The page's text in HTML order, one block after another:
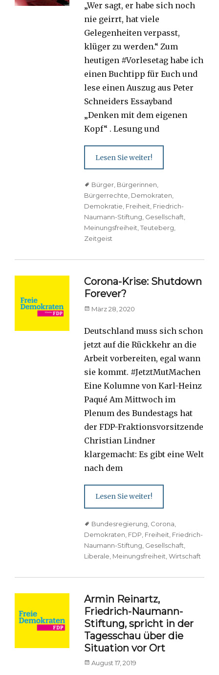
„Wer sagt, er habe sich noch
nie geirrt, hat viele
Gelegenheiten verpasst,
klüger zu werden.“ Zum
heutigen #Vorlesetag habe ich
einen Buchtipp für Euch und
lese einen Auszug aus Peter
Schneiders Essayband
„Denken mit dem eigenen
Kopf“ . Lesung und
Lesen Sie weiter!
TagsBürger, Bürgerinnen,
Bürgerrechte, Demokraten,
Demokratie, Freiheit, Friedrich-
Naumann-Stiftung, Gesellschaft,
Meinungsfreiheit,Teuteberg,
Zeitgeist
Corona-Krise: Shutdown
Forever?
Posted
März 28, 2020
Deutschland muss sich schon
jetzt auf die Rückkehr an die
Arbeit vorbereiten, egal wann
sie kommt. #JetztMutMachen
Eine Kolumne von Karl-Heinz
Paqué Am Mittwoch im
Plenum des Bundestags hat
der FDP-Fraktionsvorsitzende
Christian Lindner
klargemacht: Es gibt eine Welt
nach dem
Lesen Sie weiter!
TagsBundesregierung Corona
Demokraten FDP Freiheit Friedrich-
Naumann-Stiftung Gesellschaft
Liberale Meinungsfreiheit ,Wirtschaft
Armin Reinartz,
Friedrich-Naumann-
Stiftung, spricht in der
Tagesschau über die
Situation vor Ort
Posted
August 17, 2019